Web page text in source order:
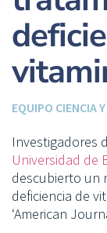
EQUIPO CIENCIA
Investigadores
Universidad de
descubierto un
deficiencia de
‘American